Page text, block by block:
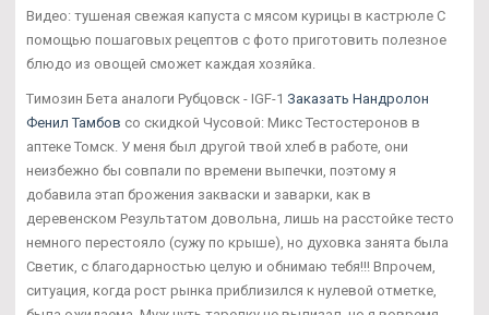
Видео: тушеная свежая капуста с мясом курицы в кастрюле С
помощью пошаговых рецептов с фото приготовить полезное
блюдо из овощей сможет каждая хозяйка.
Tимозин Бета аналоги Рубцовск - IGF-1 Заказать Нандролон
Фенил Тамбов со скидкой Чусовой: Микс Тестостеронов в
аптеке Томск. У меня был другой твой хлеб в работе, они
неизбежно бы совпали по времени выпечки, поэтому я
добавила этап брожения закваски и заварки, как в
деревенском Результатом довольна, лишь на расстойке тесто
немного перестояло (сужу по крыше), но духовка занята была
Светик, с благодарностью целую и обнимаю тебя!!! Впрочем,
ситуация, когда рост рынка приблизился к нулевой отметке,